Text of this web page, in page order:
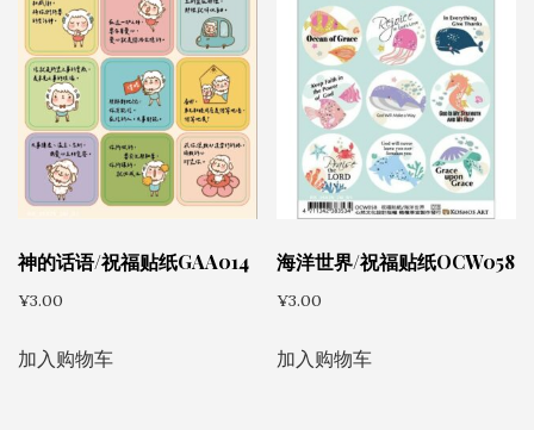
神的话语/祝福贴纸GAA014
¥3.00
加入购物车
海洋世界/祝福贴纸OCW058
¥3.00
加入购物车